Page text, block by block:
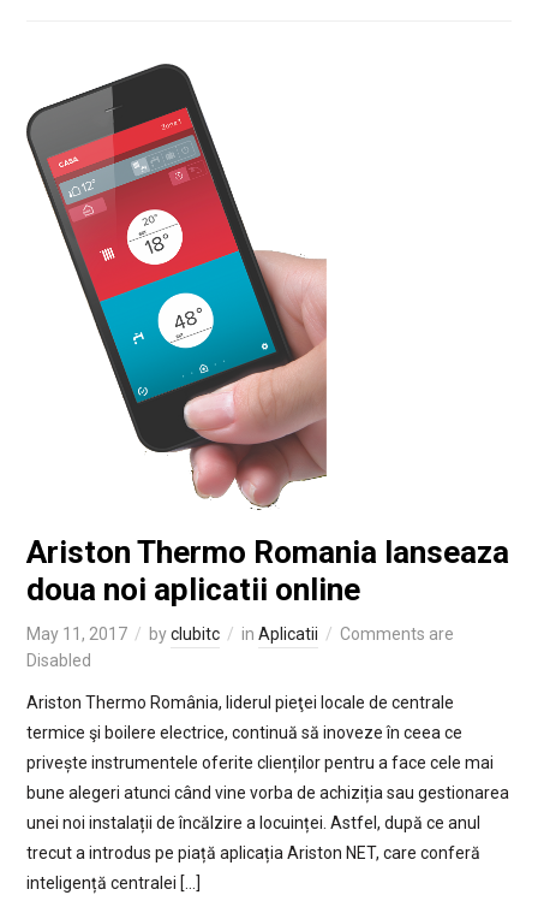
Ariston Thermo Romania lanseaza
doua noi aplicatii online
May 11, 2017 byclubitc in Aplicatii
Comments are
Disabled
Ariston Thermo România, liderul pieţei locale de centrale
termice şi boilere electrice, continuă să inoveze în ceea ce
privește instrumentele oferite clienților pentru a face cele mai
bune alegeri atunci când vine vorba de achiziția sau gestionarea
unei noi instalații de încălzire a locuinței. Astfel, după ce anul
trecut a introdus pe piață aplicația Ariston NET, care conferă
inteligență centralei […]